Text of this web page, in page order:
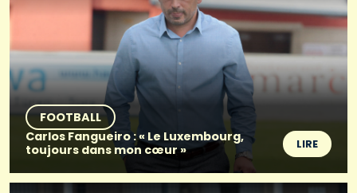
FOOTBALL
Carlos Fangueiro : « Le Luxembourg,
toujours dans mon cœur »
LIRE